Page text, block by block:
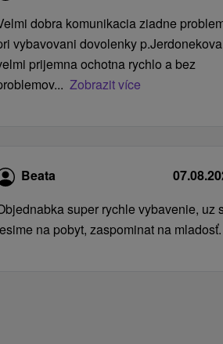
dobra komunikacia ziadne
vybavovani dovolenky p.Jerdonekova
prijemna ochotna rychlo a bez
Zobrazit více
Beata
super rychle vybavenie, uz
na pobyt, zaspominat na mladosť.